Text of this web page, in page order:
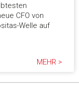
CFO von
Welle auf
MEHR >